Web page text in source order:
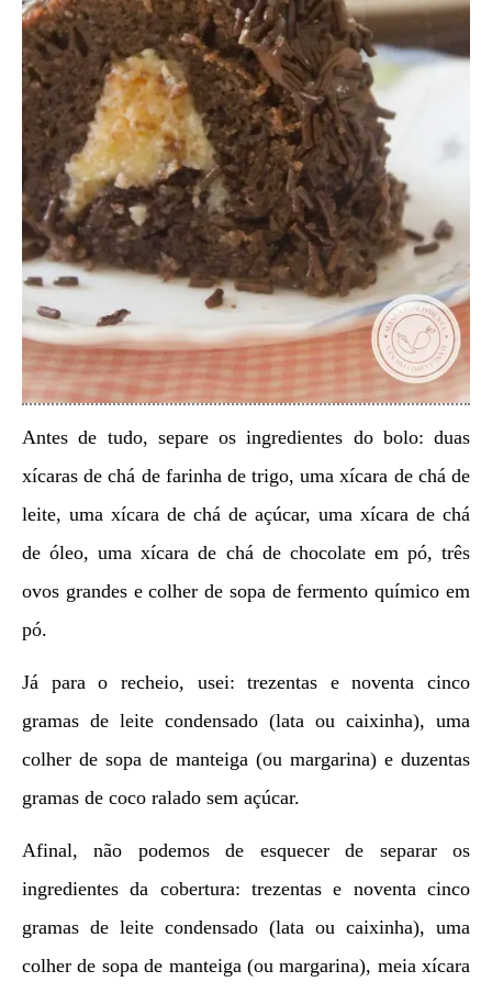
Antes de tudo, separe os ingredientes do bolo: duas
xícaras de chá de farinha de trigo, uma xícara de chá de
leite, uma xícara de chá de açúcar, uma xícara de chá
de óleo, uma xícara de chá de chocolate em pó, três
ovos grandes e colher de sopa de fermento químico em
pó.
Já para o recheio, usei: trezentas e noventa cinco
gramas de leite condensado (lata ou caixinha), uma
colher de sopa de manteiga (ou margarina) e duzentas
gramas de coco ralado sem açúcar.
Afinal, não podemos de esquecer de separar os
ingredientes da cobertura: trezentas e noventa cinco
gramas de leite condensado (lata ou caixinha), uma
colher de sopa de manteiga (ou margarina), meia xícara